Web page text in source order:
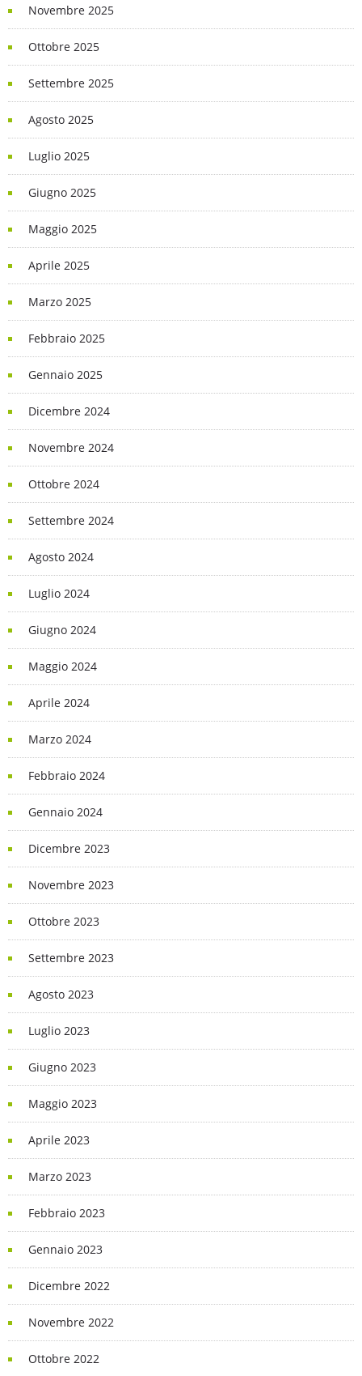
Novembre 2025
Ottobre 2025
Settembre 2025
Agosto 2025
Luglio 2025
Giugno 2025
Maggio 2025
Aprile 2025
Marzo 2025
Febbraio 2025
Gennaio 2025
Dicembre 2024
Novembre 2024
Ottobre 2024
Settembre 2024
Agosto 2024
Luglio 2024
Giugno 2024
Maggio 2024
Aprile 2024
Marzo 2024
Febbraio 2024
Gennaio 2024
Dicembre 2023
Novembre 2023
Ottobre 2023
Settembre 2023
Agosto 2023
Luglio 2023
Giugno 2023
Maggio 2023
Aprile 2023
Marzo 2023
Febbraio 2023
Gennaio 2023
Dicembre 2022
Novembre 2022
Ottobre 2022